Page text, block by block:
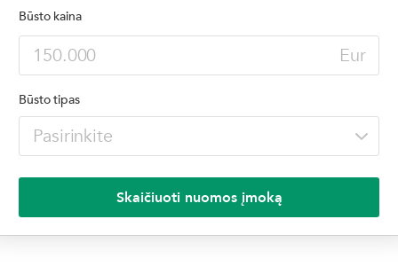
Būsto kaina
Eur
Būsto tipas
Skaičiuoti nuomos įmoką